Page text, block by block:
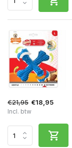
€21,95 €18,95
Incl. btw